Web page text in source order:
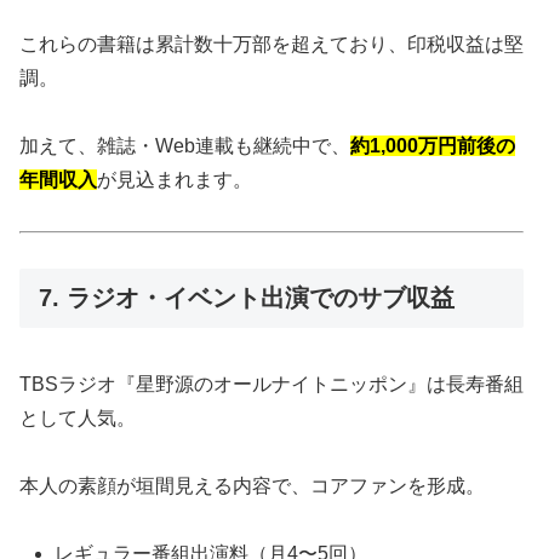
これらの書籍は累計数十万部を超えており、印税収益は堅
調。
加えて、雑誌・Web連載も継続中で、 約1,000万円前後の
年間収入が見込まれます。
7. ラジオ・イベント出演でのサブ収益
TBSラジオ『星野源のオールナイトニッポン』は長寿番組
として人気。
本人の素顔が垣間見える内容で、コアファンを形成。
レギュラー番組出演料（月4〜5回）